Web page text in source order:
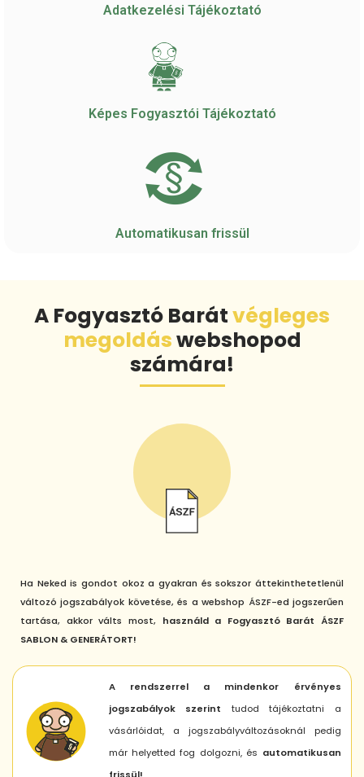
Adatkezelési Tájékoztató
Képes Fogyasztói Tájékoztató
Automatikusan frissül
A Fogyasztó Barátvégleges
megoldáswebshopod
számára!
Ha Neked is gondot okoz a gyakran és sokszor áttekinthetetlenül
változó jogszabályok követése, és a webshop ÁSZF-ed jogszerűen
tartása, akkor válts most, használd a Fogyasztó Barát ÁSZF
SABLON & GENERÁTORT!
A rendszerrel a mindenkor érvényes
jogszabályok szerint tudod tájékoztatni a
vásárlóidat, a jogszabályváltozásoknál pedig
már helyetted fog dolgozni, és automatikusan